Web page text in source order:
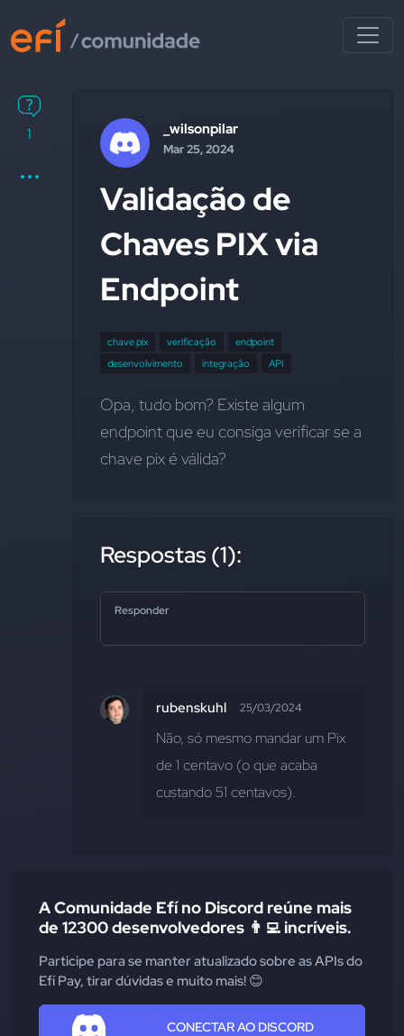
1 _wilsonpilar
Mar 25, 2024
Validação de
Chaves PIX via
Endpoint
chave pix verificação
endpoint
desenvolvimento
integração API
Opa, tudo bom? Existe algum
endpoint que eu consiga verificar se a
chave pix é válida?
Respostas (1):
Responder
rubenskuhl 25/03/2024
Não, só mesmo mandar um Pix
de 1 centavo (o que acaba
custando 51 centavos).
A Comunidade Efí no Discord reúne mais
de 12300 desenvolvedores 👨‍💻 incríveis.
Participe para se manter atualizado sobre as APIs do
Efí Pay, tirar dúvidas e muito mais! 😊
CONECTAR AO DISCORD